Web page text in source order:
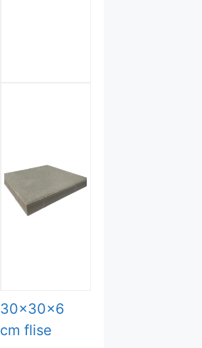
30x30x6
cm flise